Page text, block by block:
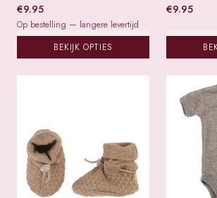
€9.95
Op bestelling — langere levertijd
BEKIJK OPTIES
€9.95